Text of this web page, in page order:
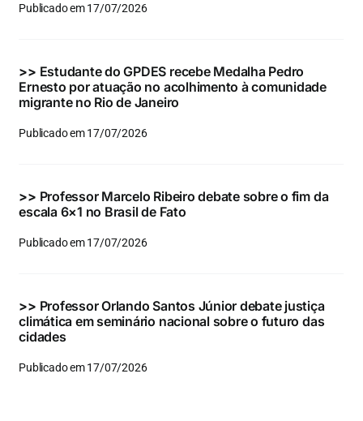
para:
Publicado em 17/07/2026
>> Estudante do GPDES recebe Medalha Pedro
Ernesto por atuação no acolhimento à comunidade
migrante no Rio de Janeiro
Publicado em 17/07/2026
>> Professor Marcelo Ribeiro debate sobre o fim da
escala 6×1 no Brasil de Fato
Publicado em 17/07/2026
>> Professor Orlando Santos Júnior debate justiça
climática em seminário nacional sobre o futuro das
cidades
Publicado em 17/07/2026